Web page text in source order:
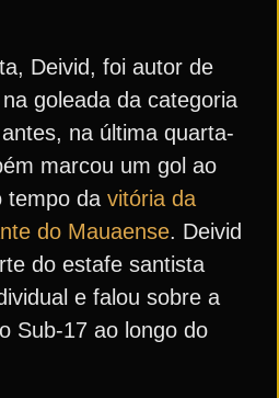
Deivid, foi autor de
goleada da categoria
na última quarta-
marcou um gol ao
tempo da vitória da
do Mauaense. Deivid
do estafe santista
e falou sobre a
Sub-17 ao longo do